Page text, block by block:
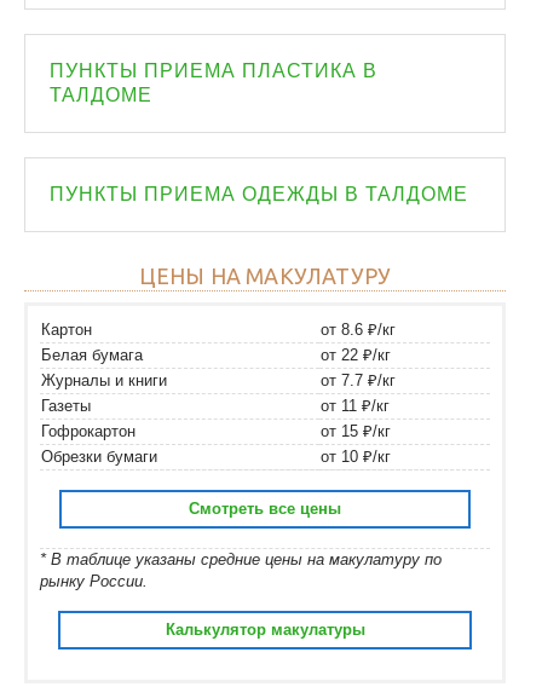
ПУНКТЫ ПРИЕМА ПЛАСТИКА В
ТАЛДОМЕ
ПУНКТЫ ПРИЕМА ОДЕЖДЫ В ТАЛДОМЕ
ЦЕНЫ НА МАКУЛАТУРУ
Картон
от 8.6 ₽/кг
Белая бумага
от 22 ₽/кг
Журналы и книги
от 7.7 ₽/кг
Газеты
от 11 ₽/кг
Гофрокартон
от 15 ₽/кг
Обрезки бумаги
от 10 ₽/кг
Смотреть все цены
* В таблице указаны средние цены на макулатуру по
рынку России.
Калькулятор макулатуры